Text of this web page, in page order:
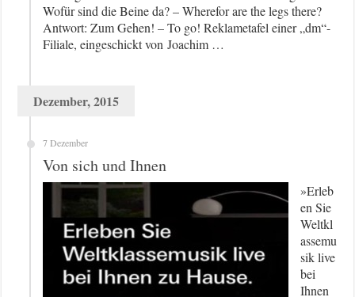
Wofür sind die Beine da? – Wherefor are the legs there?
Antwort: Zum Gehen! – To go! Reklametafel einer „dm“-
Filiale, eingeschickt von Joachim …
Dezember, 2015
7 Dezember
Von sich und Ihnen
»Erleb
en Sie
Weltkl
assemu
sik live
bei
Ihnen